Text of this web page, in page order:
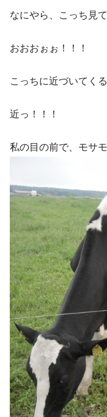
なにやら、こっち見て
おおおぉぉ！！！
こっちに近づいてくる
近っ！！！
私の目の前で、モサ